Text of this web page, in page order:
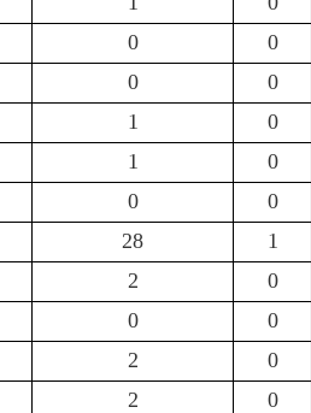
0 0
0 0
1 0
1 0
0 0
28 1
2 0
0 0
2 0
2 0